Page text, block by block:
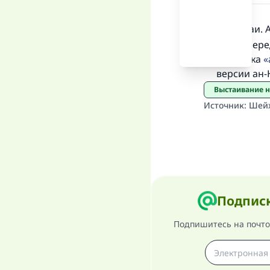
Ан-
Хадис
сборника
версии
Выстаивание
Источник:
Подпишитесь на